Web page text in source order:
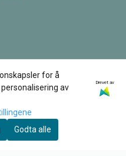
for å
av
Drevet av
Godta alle